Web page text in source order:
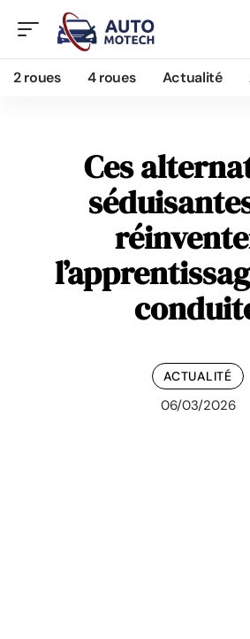
2 roues 4 roues Actualité
Ces
ACTUALITÉ
06/03/2026